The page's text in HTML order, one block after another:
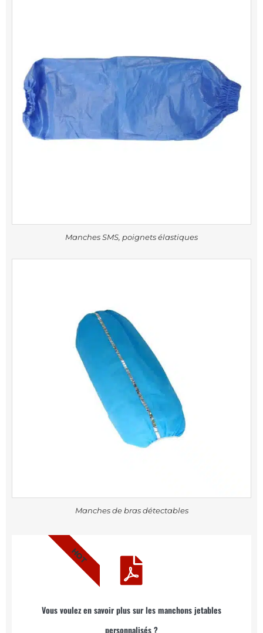
Manches SMS, poignets élastiques
Manches de bras détectables
Vous voulez en savoir plus sur les manchons jetables
personnalisés ?
HOT